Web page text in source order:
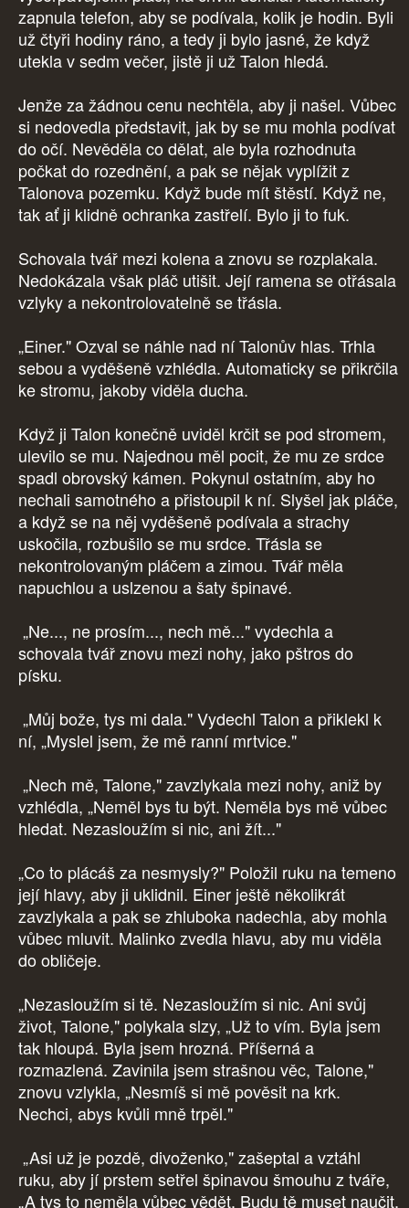
zapnula telefon, aby se podívala, kolik je hodin. Byli
už čtyři hodiny ráno, a tedy ji bylo jasné, že když
utekla v sedm večer, jistě ji už Talon hledá.
Jenže za žádnou cenu nechtěla, aby ji našel. Vůbec
si nedovedla představit, jak by se mu mohla podívat
do očí. Nevěděla co dělat, ale byla rozhodnuta
počkat do rozednění, a pak se nějak vyplížit z
Talonova pozemku. Když bude mít štěstí. Když ne,
tak ať ji klidně ochranka zastřelí. Bylo ji to fuk.
Schovala tvář mezi kolena a znovu se rozplakala.
Nedokázala však pláč utišit. Její ramena se otřásala
vzlyky a nekontrolovatelně se třásla.
„Einer." Ozval se náhle nad ní Talonův hlas. Trhla
sebou a vyděšeně vzhlédla. Automaticky se přikrčila
ke stromu, jakoby viděla ducha.
Když ji Talon konečně uviděl krčit se pod stromem,
ulevilo se mu. Najednou měl pocit, že mu ze srdce
spadl obrovský kámen. Pokynul ostatním, aby ho
nechali samotného a přistoupil k ní. Slyšel jak pláče,
a když se na něj vyděšeně podívala a strachy
uskočila, rozbušilo se mu srdce. Třásla se
nekontrolovaným pláčem a zimou. Tvář měla
napuchlou a uslzenou a šaty špinavé.
„Ne..., ne prosím..., nech mě..." vydechla a
schovala tvář znovu mezi nohy, jako pštros do
písku.
„Můj bože, tys mi dala." Vydechl Talon a přiklekl k
ní, „Myslel jsem, že mě ranní mrtvice."
„Nech mě, Talone," zavzlykala mezi nohy, aniž by
vzhlédla, „Neměl bys tu být. Neměla bys mě vůbec
hledat. Nezasloužím si nic, ani žít..."
„Co to plácáš za nesmysly?" Položil ruku na temeno
její hlavy, aby ji uklidnil. Einer ještě několikrát
zavzlykala a pak se zhluboka nadechla, aby mohla
vůbec mluvit. Malinko zvedla hlavu, aby mu viděla
do obličeje.
„Nezasloužím si tě. Nezasloužím si nic. Ani svůj
život, Talone," polykala slzy, „Už to vím. Byla jsem
tak hloupá. Byla jsem hrozná. Příšerná a
rozmazlená. Zavinila jsem strašnou věc, Talone,"
znovu vzlykla, „Nesmíš si mě pověsit na krk.
Nechci, abys kvůli mně trpěl."
„Asi už je pozdě, divoženko," zašeptal a vztáhl
ruku, aby jí prstem setřel špinavou šmouhu z tváře,
„A tys to neměla vůbec vědět. Budu tě muset naučit,